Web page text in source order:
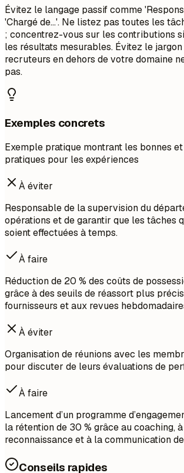
Évitez le langage passif comme
'Chargé de...'. Ne listez pas toutes les
; concentrez-vous sur les contributions
les résultats mesurables. Évitez le jargon
recruteurs en dehors de votre domaine
pas.
Exemples concrets
Exemple pratique montrant les bonnes
pratiques pour les expériences
À éviter
Responsable de la supervision du
opérations et de garantir que les tâches
soient effectuées à temps.
À faire
Réduction de 20 % des coûts de
grâce à des seuils de réassort plus
fournisseurs et aux revues
À éviter
Organisation de réunions avec les
pour discuter de leurs évaluations de
À faire
Lancement d’un programme
la rétention de 30 % grâce au coaching,
reconnaissance et à la communication
Conseils rapides